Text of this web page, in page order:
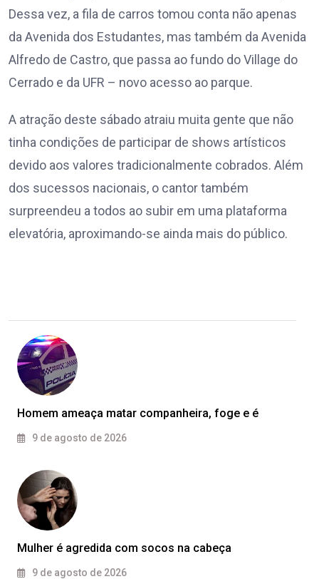
Dessa vez, a fila de carros tomou conta não apenas
da Avenida dos Estudantes, mas também da Avenida
Alfredo de Castro, que passa ao fundo do Village do
Cerrado e da UFR – novo acesso ao parque.
A atração deste sábado atraiu muita gente que não
tinha condições de participar de shows artísticos
devido aos valores tradicionalmente cobrados. Além
dos sucessos nacionais, o cantor também
surpreendeu a todos ao subir em uma plataforma
elevatória, aproximando-se ainda mais do público.
Homem ameaça matar companheira, foge e é
9 de agosto de 2026
Mulher é agredida com socos na cabeça
9 de agosto de 2026